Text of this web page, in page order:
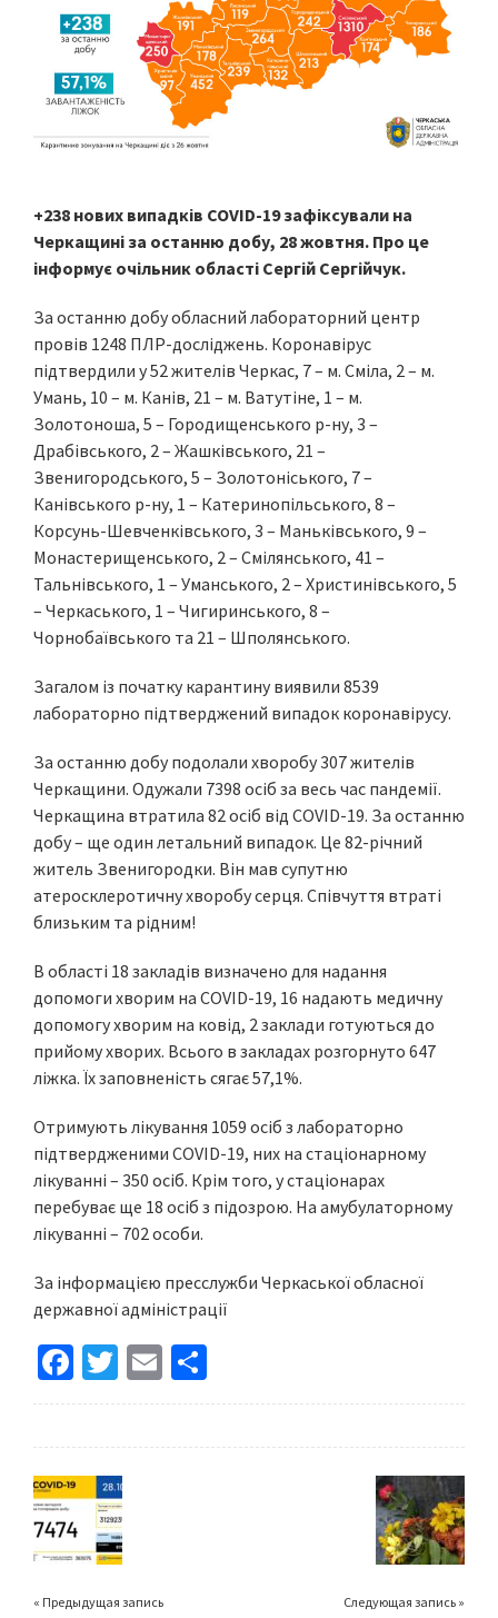
+238 нових випадків COVID-19 зафіксували на
Черкащині за останню добу, 28 жовтня. Про це
інформує очільник області Сергій Сергійчук.
За останню добу обласний лабораторний центр
провів 1248 ПЛР-досліджень. Коронавірус
підтвердили у 52 жителів Черкас, 7 – м. Сміла, 2 – м.
Умань, 10 – м. Канів, 21 – м. Ватутіне, 1 – м.
Золотоноша, 5 – Городищенського р-ну, 3 –
Драбівського, 2 – Жашківського, 21 –
Звенигородського, 5 – Золотоніського, 7 –
Канівського р-ну, 1 – Катеринопільського, 8 –
Корсунь-Шевченківського, 3 – Маньківського, 9 –
Монастерищенського, 2 – Смілянського, 41 –
Тальнівського, 1 – Уманського, 2 – Христинівського, 5
– Черкаського, 1 – Чигиринського, 8 –
Чорнобаївського та 21 – Шполянського.
Загалом із початку карантину виявили 8539
лабораторно підтверджений випадок коронавірусу.
За останню добу подолали хворобу 307 жителів
Черкащини. Одужали 7398 осіб за весь час пандемії.
Черкащина втратила 82 осіб від COVID-19. За останню
добу – ще один летальний випадок. Це 82-річний
житель Звенигородки. Він мав супутню
атеросклеротичну хворобу серця. Співчуття втраті
близьким та рідним!
В області 18 закладів визначено для надання
допомоги хворим на COVID-19, 16 надають медичну
допомогу хворим на ковід, 2 заклади готуються до
прийому хворих. Всього в закладах розгорнуто 647
ліжка. Їх заповненість сягає 57,1%.
Отримують лікування 1059 осіб з лабораторно
підтвердженими COVID-19, них на стаціонарному
лікуванні – 350 осіб. Крім того, у стаціонарах
перебуває ще 18 осіб з підозрою. На амубулаторному
лікуванні – 702 особи.
За інформацією пресслужби Черкаської обласної
державної адміністрації
Fa
ce
o
o
k
T
wi
er
E
m h
« Предыдущая запись Следующая запись »